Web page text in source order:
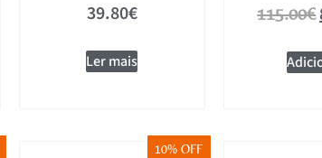
39.80€
Ler mais
115.00€
10% OFF